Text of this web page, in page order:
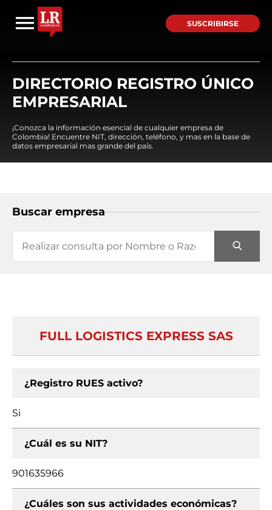
SUSCRIBIRSE
DIRECTORIO REGISTRO ÚNICO
EMPRESARIAL
¡Conozca la información esencial de cualquier empresa de
Colombia! Encuentre NIT, dirección, teléfono, y mas en la base de
datos empresarial mas grande del país.
Buscar empresa
FULL LOGISTICS EXPRESS SAS
¿Registro RUES activo?
Si
¿Cuál es su NIT?
901635966
¿Cuáles son sus actividades económicas?